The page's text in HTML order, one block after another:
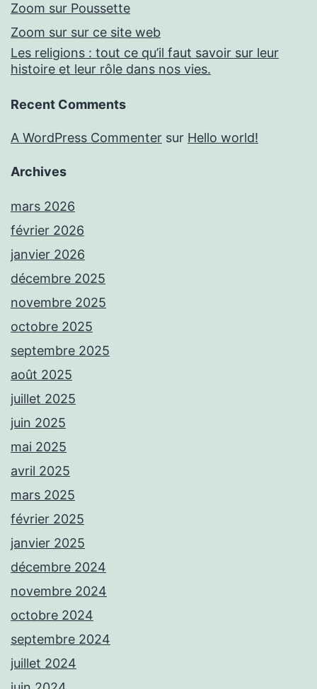
Zoom sur Poussette
Zoom sur sur ce site web
Les religions : tout ce qu’il faut savoir sur leur
histoire et leur rôle dans nos vies.
Recent Comments
A WordPress Commenter sur Hello world!
Archives
mars 2026
février 2026
janvier 2026
décembre 2025
novembre 2025
octobre 2025
septembre 2025
août 2025
juillet 2025
juin 2025
mai 2025
avril 2025
mars 2025
février 2025
janvier 2025
décembre 2024
novembre 2024
octobre 2024
septembre 2024
juillet 2024